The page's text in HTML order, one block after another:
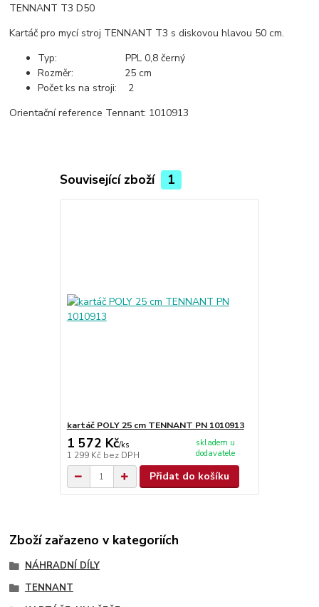
TENNANT T3 D50
Kartáč pro mycí stroj TENNANT T3 s diskovou hlavou 50 cm.
Typ: PPL 0,8 černý
Rozměr: 25 cm
Počet ks na stroji: 2
Orientační reference Tennant: 1010913
Související zboží 1
kartáč POLY 25 cm TENNANT PN 1010913
1 572 Kč/ks
1 299 Kč bez DPH
skladem u
dodavatele
Přidat do košíku
Zboží zařazeno v kategoriích
NÁHRADNÍ DÍLY
TENNANT